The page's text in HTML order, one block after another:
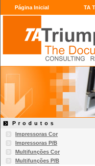
Página Inicial TA
Produtos
Impressoras Cor
Impressoras P/B
Multifunções Cor
Multifunções P/B